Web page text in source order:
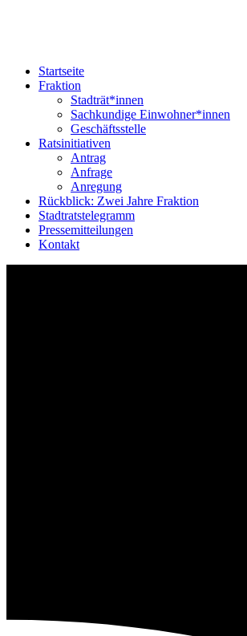
Startseite
Fraktion
Stadträt*innen
Sachkundige Einwohner*innen
Geschäftsstelle
Ratsinitiativen
Antrag
Anfrage
Anregung
Rückblick: Zwei Jahre Fraktion
Stadtratstelegramm
Pressemitteilungen
Kontakt